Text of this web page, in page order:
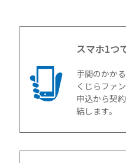
スマホ1つ
手間のかか
くじらファ
申込から契
結します。